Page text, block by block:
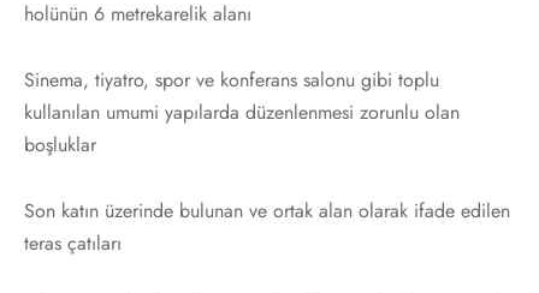
holünün 6 metrekarelik alanı
Sinema, tiyatro, spor ve konferans salonu gibi toplu
kullanılan umumi yapılarda düzenlenmesi zorunlu olan
boşluklar
Son katın üzerinde bulunan ve ortak alan olarak ifade edilen
teras çatıları